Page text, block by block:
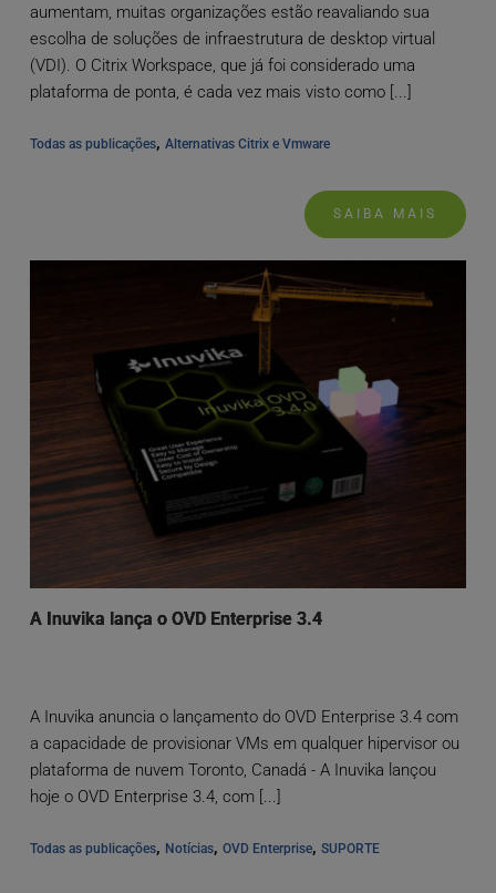
aumentam, muitas organizações estão reavaliando sua
escolha de soluções de infraestrutura de desktop virtual
(VDI). O Citrix Workspace, que já foi considerado uma
plataforma de ponta, é cada vez mais visto como [...]
Todas as publicações, Alternativas Citrix e Vmware
SAIBA MAIS
A Inuvika lança o OVD Enterprise 3.4
A Inuvika anuncia o lançamento do OVD Enterprise 3.4 com
a capacidade de provisionar VMs em qualquer hipervisor ou
plataforma de nuvem Toronto, Canadá - A Inuvika lançou
hoje o OVD Enterprise 3.4, com [...]
Todas as publicações, Notícias, OVD Enterprise, SUPORTE